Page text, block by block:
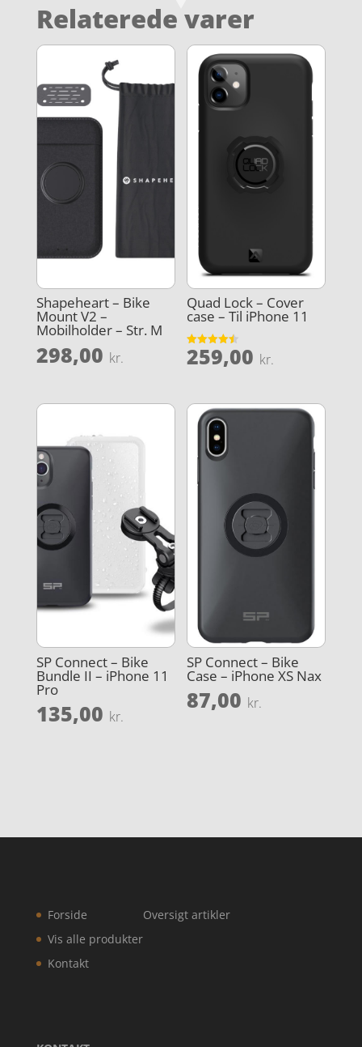
Relaterede varer
Shapeheart – Bike
Mount V2 –
Mobilholder – Str. M
298,00 kr.
Quad Lock – Cover
case – Til iPhone 11
Vurderet
4.5
259,00 kr.
SP Connect – Bike
Bundle II – iPhone 11
Pro
135,00 kr.
SP Connect – Bike
Case – iPhone XS Nax
87,00 kr.
Forside
Vis alle produkter
Kontakt
Oversigt artikler